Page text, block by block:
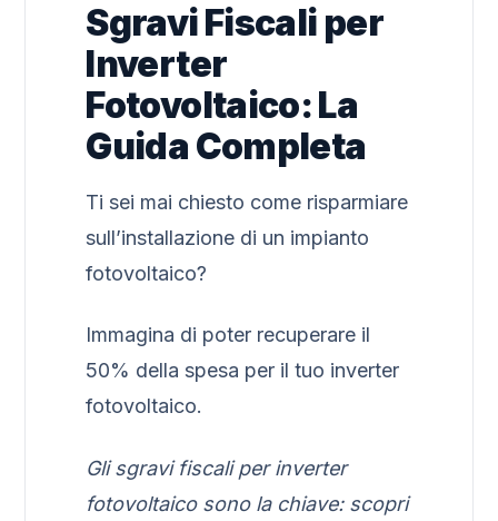
Sgravi Fiscali per
Inverter
Fotovoltaico: La
Guida Completa
Ti sei mai chiesto come risparmiare
sull’installazione di un impianto
fotovoltaico?
Immagina di poter recuperare il
50% della spesa per il tuo inverter
fotovoltaico.
Gli sgravi fiscali per inverter
fotovoltaico sono la chiave: scopri